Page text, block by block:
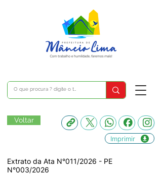
Voltar
Imprimir
Extrato da Ata N°011/2026 - PE
N°003/2026